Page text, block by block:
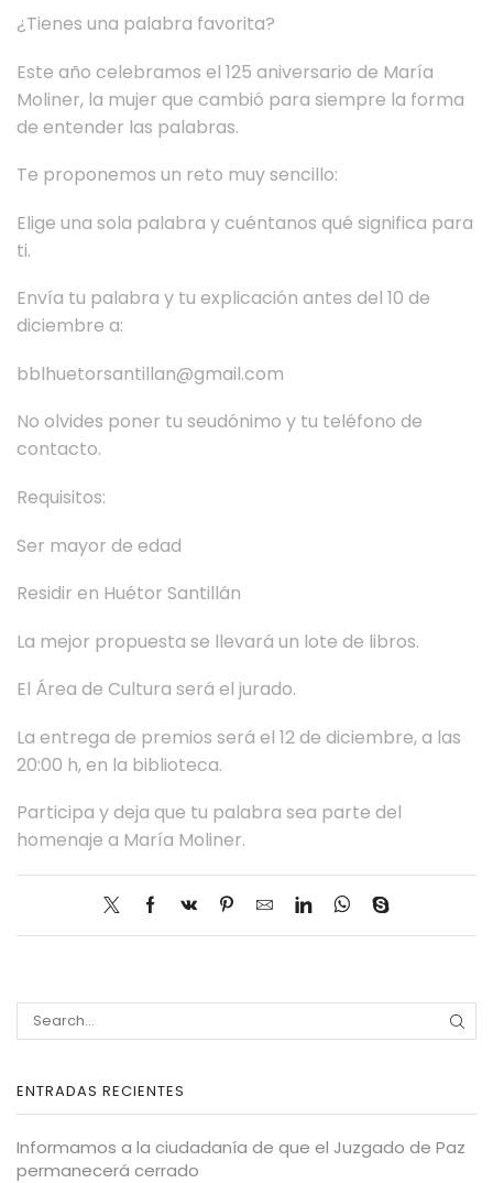
¿Tienes una palabra favorita?
Este año celebramos el 125 aniversario de María
Moliner, la mujer que cambió para siempre la forma
de entender las palabras.
Te proponemos un reto muy sencillo:
Elige una sola palabra y cuéntanos qué significa para
ti.
Envía tu palabra y tu explicación antes del 10 de
diciembre a:
bblhuetorsantillan@gmail.com
No olvides poner tu seudónimo y tu teléfono de
contacto.
Requisitos:
Ser mayor de edad
Residir en Huétor Santillán
La mejor propuesta se llevará un lote de libros.
El Área de Cultura será el jurado.
La entrega de premios será el 12 de diciembre, a las
20:00 h, en la biblioteca.
Participa y deja que tu palabra sea parte del
homenaje a María Moliner.
ENTRADAS RECIENTES
Informamos a la ciudadanía de que el Juzgado de Paz
permanecerá cerrado